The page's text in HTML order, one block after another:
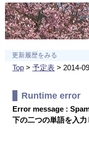
更新履歴をみる
Top> 予定表> 2014-
Runtime error
Error message :
下の二つの単語を入力